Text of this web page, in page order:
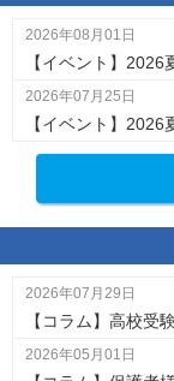
2026年08月01日
【イベント】
2026年07月25日
【イベント】
2026年07月29日
【コラム】高校受
2026年05月01日